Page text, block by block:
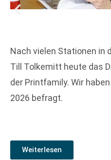
Nach vielen Stationen in
Till Tolkemitt heute das
der Printfamily. Wir
2026 befragt.
Weiterlesen